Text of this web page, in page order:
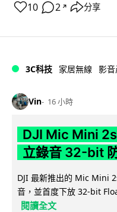
10 2 ↗ 分享
3C科技 家居無線 影音
Vin 16 小時
DJI Mic Mini
立錄音 32-bit
DJI 最新推出的 Mic Mini
音，並首度下放 32-bit
閱讀全文